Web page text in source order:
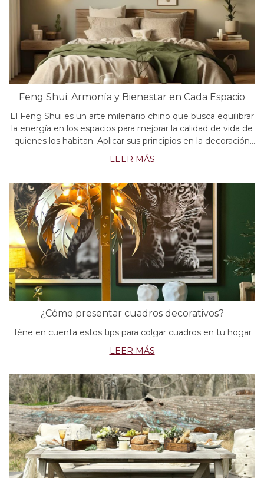
Feng Shui: Armonía y Bienestar en Cada Espacio
El Feng Shui es un arte milenario chino que busca equilibrar
la energía en los espacios para mejorar la calidad de vida de
quienes los habitan. Aplicar sus principios en la decoración
del hogar permite crear ambientes armoniosos,
promoviendo el bienestar, la tranquilidad y la prosperidad.
LEER MÁS
¿Cómo presentar cuadros decorativos?
Téne en cuenta estos tips para colgar cuadros en tu hogar
LEER MÁS